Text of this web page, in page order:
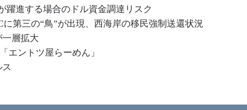
躍進する場合のドル資金調達リスク
に第三の“鳥”が出現、西海岸の移民強制送還状況
一層拡大
「エントツ屋らーめん」
ス